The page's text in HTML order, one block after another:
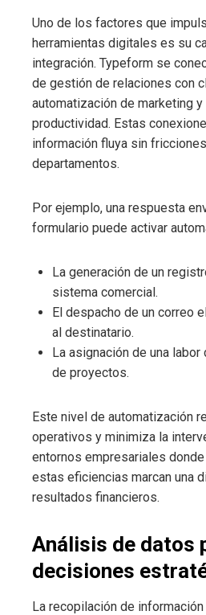
Uno de los factores que
herramientas digitales es su
integración. Typeform se
de gestión de relaciones con
automatización de marketing
productividad. Estas
información fluya sin
departamentos.
Por ejemplo, una respuesta
formulario puede activar
La generación de un
sistema comercial.
El despacho de un correo
al destinatario.
La asignación de una
de proyectos.
Este nivel de automatización
operativos y minimiza la
entornos empresariales
estas eficiencias marcan una
resultados financieros.
Análisis de datos
decisiones
La recopilación de